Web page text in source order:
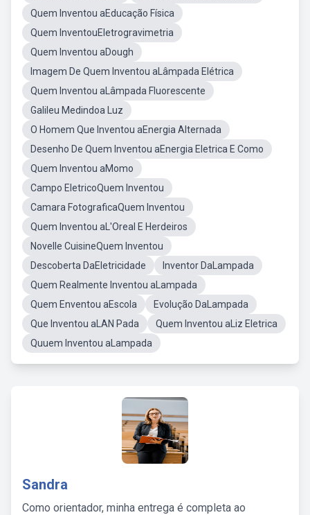
Quem Inventou aEducação Física
Quem InventouEletrogravimetria
Quem Inventou aDough
Imagem De Quem Inventou aLâmpada Elétrica
Quem Inventou aLâmpada Fluorescente
Galileu Medindoa Luz
O Homem Que Inventou aEnergia Alternada
Desenho De Quem Inventou aEnergia Eletrica E Como
Quem Inventou aMomo
Campo EletricoQuem Inventou
Camara FotograficaQuem Inventou
Quem Inventou aL'Oreal E Herdeiros
Novelle CuisineQuem Inventou
Descoberta DaEletricidade
Inventor DaLampada
Quem Realmente Inventou aLampada
Quem Enventou aEscola
Evolução DaLampada
Que Inventou aLAN Pada
Quem Inventou aLiz Eletrica
Quuem Inventou aLampada
Sandra
Como orientador, minha entrega é completa ao